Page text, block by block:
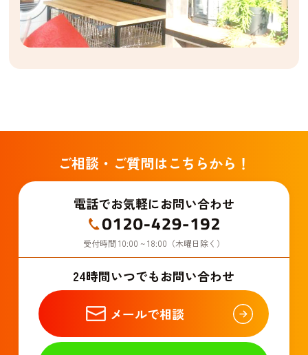
ご相談・ご質問はこちらから！
電話でお気軽にお問い合わせ
受付時間 10:00 ~ 18:00（木曜日除く）
24時間いつでもお問い合わせ
メールで相談